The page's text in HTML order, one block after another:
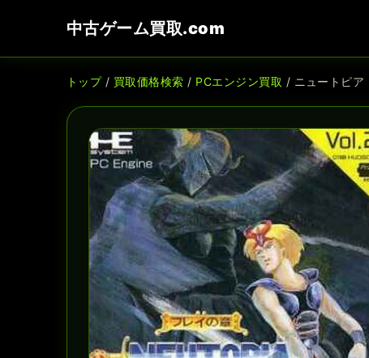
中古ゲーム買取.com
トップ/ 買取価格検索 / PCエンジン買取 / ニュートピア